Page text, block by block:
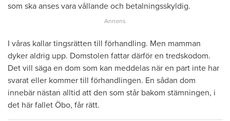
som ska anses vara vållande och betalningsskyldig.
I våras kallar tingsrätten till förhandling. Men mamman
dyker aldrig upp. Domstolen fattar därför en tredskodom.
Det vill säga en dom som kan meddelas när en part inte har
svarat eller kommer till förhandlingen. En sådan dom
innebär nästan alltid att den som står bakom stämningen, i
det här fallet Öbo, får rätt.